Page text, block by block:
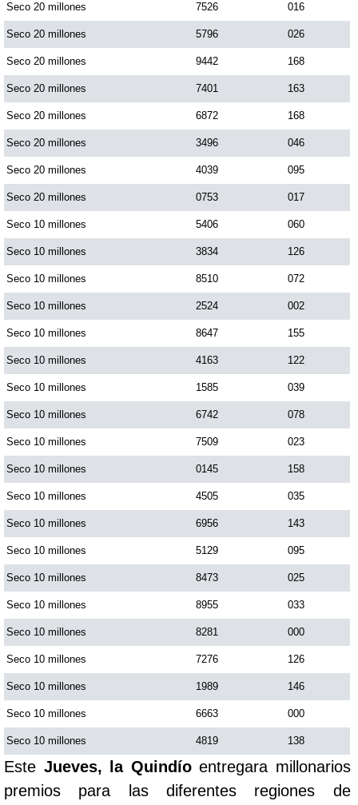
Seco 20 millones 7526 016
Seco 20 millones 5796 026
Seco 20 millones 9442 168
Seco 20 millones 7401 163
Seco 20 millones 6872 168
Seco 20 millones 3496 046
Seco 20 millones 4039 095
Seco 20 millones 0753 017
Seco 10 millones 5406 060
Seco 10 millones 3834 126
Seco 10 millones 8510 072
Seco 10 millones 2524 002
Seco 10 millones 8647 155
Seco 10 millones 4163 122
Seco 10 millones 1585 039
Seco 10 millones 6742 078
Seco 10 millones 7509 023
Seco 10 millones 0145 158
Seco 10 millones 4505 035
Seco 10 millones 6956 143
Seco 10 millones 5129 095
Seco 10 millones 8473 025
Seco 10 millones 8955 033
Seco 10 millones 8281 000
Seco 10 millones 7276 126
Seco 10 millones 1989 146
Seco 10 millones 6663 000
Seco 10 millones 4819 138
Este Jueves, la Quindíoentregara millonarios
premios para las diferentes regiones de